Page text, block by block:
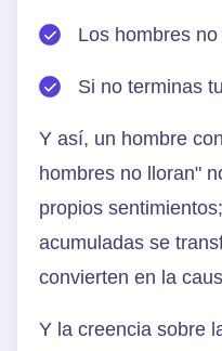
Los hombres no
Si no terminas
Y así, un hombre
hombres no lloran"
propios
acumuladas se
convierten en la
Y la creencia sobre